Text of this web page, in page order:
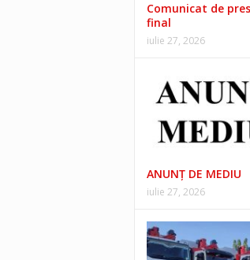
Comunicat de
final
iulie 27, 2026
ANUNŢ DE MEDIU
iulie 27, 2026